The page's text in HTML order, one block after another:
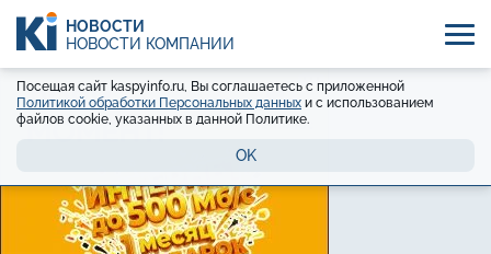
НОВОСТИ
НОВОСТИ КОМПАНИЙ
Посещая сайт kaspyinfo.ru, Вы соглашаетесь с приложенной
Политикой обработки Персональных данных и с использованием
файлов cookie, указанных в данной Политике.
OK